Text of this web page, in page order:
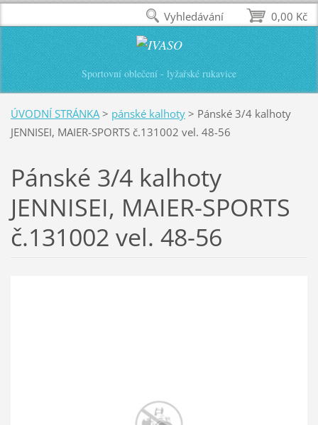
Sportovní oblečení - lyžařské rukavice
ÚVODNÍ STRÁNKA > pánské kalhoty > Pánské 3/4 kalhoty
JENNISEI, MAIER-SPORTS č.131002 vel. 48-56
Pánské 3/4 kalhoty
JENNISEI, MAIER-SPORTS
č.131002 vel. 48-56
0,00 Kč
Vyhledávání